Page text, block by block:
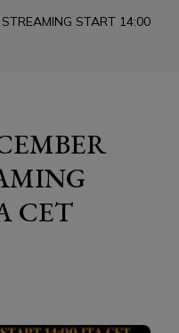
START 14:00
CET